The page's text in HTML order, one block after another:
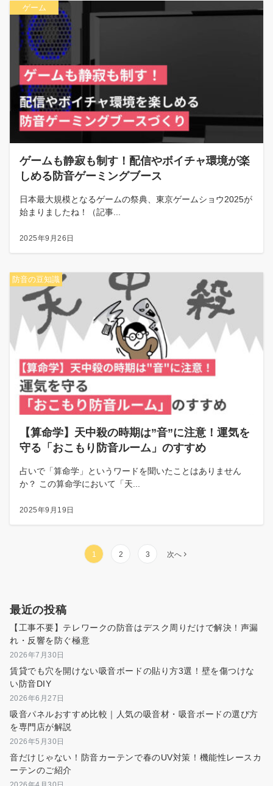
ゲーム
ゲームも静寂も制す！配信やボイチャ環境が楽
しめる防音ゲーミングブース
日本最大規模となるゲームの祭典、東京ゲームショウ2025が
始まりましたね！（記事...
2025年9月26日
防音の豆知識
【算命学】天中殺の時期は”音”に注意！運気を
守る「おこもり防音ルーム」のすすめ
占いで「算命学」というワードを聞いたことはありません
か？ この算命学において「天...
2025年9月19日
ー
ジ
送
り
1 2 3 次へ
最近の投稿
【工事不要】テレワークの防音はデスク周りだけで解決！声漏
れ・反響を防ぐ極意
2026年7月30日
賃貸でも穴を開けない吸音ボードの貼り方3選！壁を傷つけな
い防音DIY
2026年6月27日
吸音パネルおすすめ比較｜人気の吸音材・吸音ボードの選び方
を専門店が解説
2026年5月30日
音だけじゃない！防音カーテンで春のUV対策！機能性レースカ
ーテンのご紹介